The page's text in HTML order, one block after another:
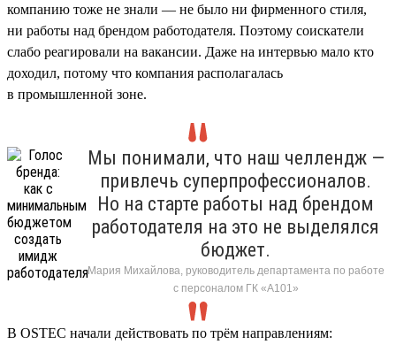
компанию тоже не знали — не было ни фирменного стиля,
ни работы над брендом работодателя. Поэтому соискатели
слабо реагировали на вакансии. Даже на интервью мало кто
доходил, потому что компания располагалась
в промышленной зоне.
Мы понимали, что наш челлендж —
привлечь суперпрофессионалов.
Но на старте работы над брендом
работодателя на это не выделялся
бюджет.
Мария Михайлова, руководитель департамента по работе
с персоналом ГК «А101»
В OSTEC начали действовать по трём направлениям: